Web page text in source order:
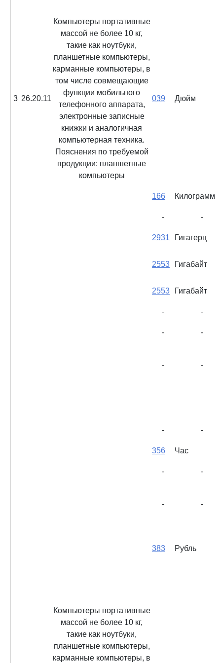
3 26.20.11
Компьютеры портативные
массой не более 10 кг,
такие как ноутбуки,
планшетные компьютеры,
карманные компьютеры, в
том числе совмещающие
функции мобильного
телефонного аппарата,
электронные записные
книжки и аналогичная
компьютерная техника.
Пояснения по требуемой
продукции: планшетные
компьютеры
039 Дюйм
166 Килограмм
- -
2931 Гигагерц
2553 Гигабайт
2553 Гигабайт
- -
- -
- -
- -
356 Час
- -
- -
383 Рубль
Компьютеры портативные
массой не более 10 кг,
такие как ноутбуки,
планшетные компьютеры,
карманные компьютеры, в